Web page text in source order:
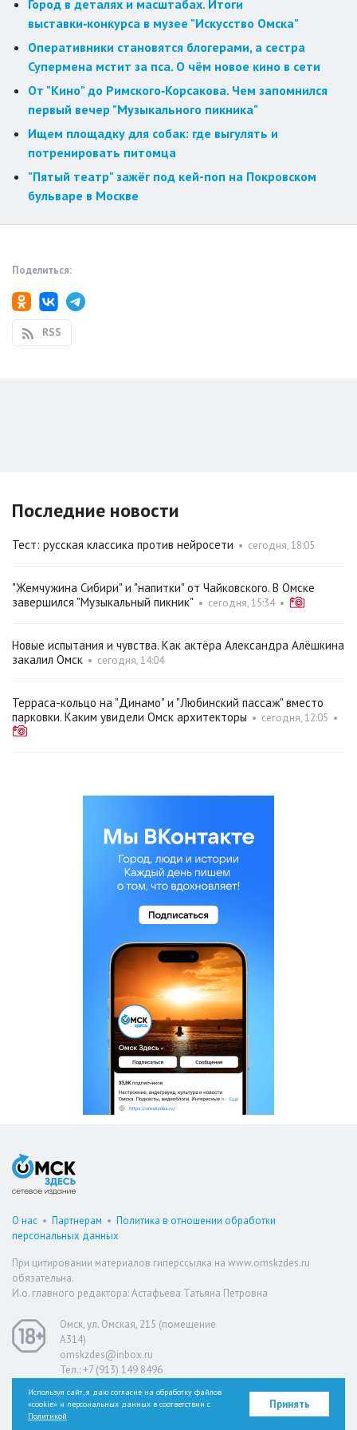
Город в деталях и масштабах. Итоги
выставки‑конкурса в музее "Искусство Омска"
Оперативники становятся блогерами, а сестра
Супермена мстит за пса. О чём новое кино в сети
От "Кино" до Римского‑Корсакова. Чем запомнился
первый вечер "Музыкального пикника"
Ищем площадку для собак: где выгулять и
потренировать питомца
"Пятый театр" зажёг под кей-поп на Покровском
бульваре в Москве
Поделиться:
RSS
Последние новости
Тест: русская классика против нейросети • сегодня, 18:05
"Жемчужина Сибири" и "напитки" от Чайковского. В Омске
завершился "Музыкальный пикник" • сегодня, 15:34•
Новые испытания и чувства. Как актёра Александра Алёшкина
закалил Омск • сегодня, 14:04
Терраса-кольцо на "Динамо" и "Любинский пассаж" вместо
парковки. Каким увидели Омск архитекторы • сегодня, 12:05 •
О нас • Партнерам • Политика в отношении обработки
персональных данных
При цитировании материалов гиперссылка на www.omskzdes.ru
обязательна.
И.о. главного редактора: Астафьева Татьяна Петровна
Омск, ул. Омская, 215 (помещение
А314)
omskzdes@inbox.ru
Тел.: +7 (913) 149 8496
Версия для слабовидящих
Используя сайт, я даю согласие на обработку файлов
«cookie» и персональных данных в соответствии с
Политикой
Принять